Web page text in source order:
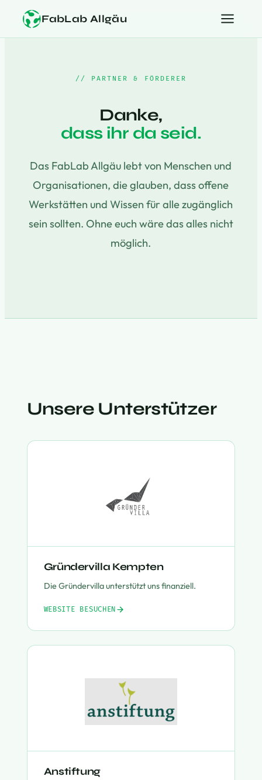
FabLab Allgäu
// PARTNER & FÖRDERER
Danke,
dass ihr da seid.
Das FabLab Allgäu lebt von Menschen und
Organisationen, die glauben, dass offene
Werkstätten und Wissen für alle zugänglich
sein sollten. Ohne euch wäre das alles nicht
möglich.
Unsere Unterstützer
Gründervilla Kempten
Die Gründervilla unterstützt uns finanziell.
WEBSITE BESUCHEN
Anstiftung